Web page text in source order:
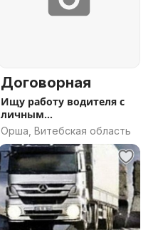
Договорная
Ищу работу водителя с
личным
микроавтобусом
Орша, Витебская область